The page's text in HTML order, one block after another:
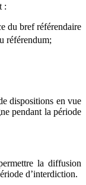
:
du bref référendaire
référendum;
dispositions en vue
pendant la période
la diffusion
d’interdiction.